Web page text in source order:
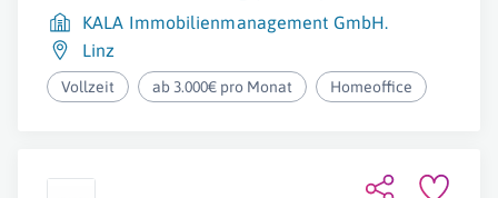
KALA Immobilienmanagement GmbH.
Linz
Vollzeit ab 3.000€ pro Monat Homeoffice